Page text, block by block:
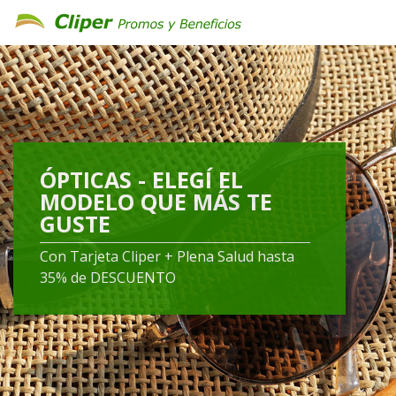
ÓPTICAS - ELEGÍ EL
MODELO QUE MÁS TE
GUSTE
Con Tarjeta Cliper + Plena Salud hasta
35% de DESCUENTO